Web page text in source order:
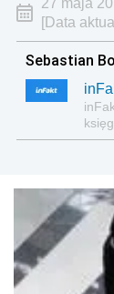
27 maja
[Data
Sebastian